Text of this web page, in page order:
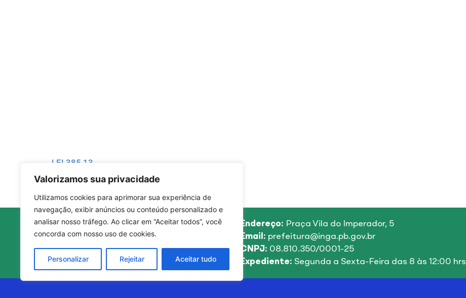
Valorizamos sua privacidade
Utilizamos cookies para aprimorar sua experiência de
navegação, exibir anúncios ou conteúdo personalizado e
analisar nosso tráfego. Ao clicar em “Aceitar todos”, você
concorda com nosso uso de cookies.
Personalizar Rejeitar Aceitar tudo
LEI 385.13
Endereço: Praça Vila do Imperador, 5
Email: prefeitura@inga.pb.gov.br
CNPJ: 08.810.350/0001-25
Expediente: Segunda a Sexta-Feira das 8 às 12:00 hrs